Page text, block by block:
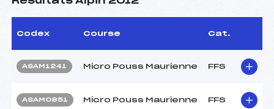
Codex Course Cat.
ASAM1241 Micro Pouss Maurienne FFS
ASAM0851 Micro Pouss Maurienne FFS